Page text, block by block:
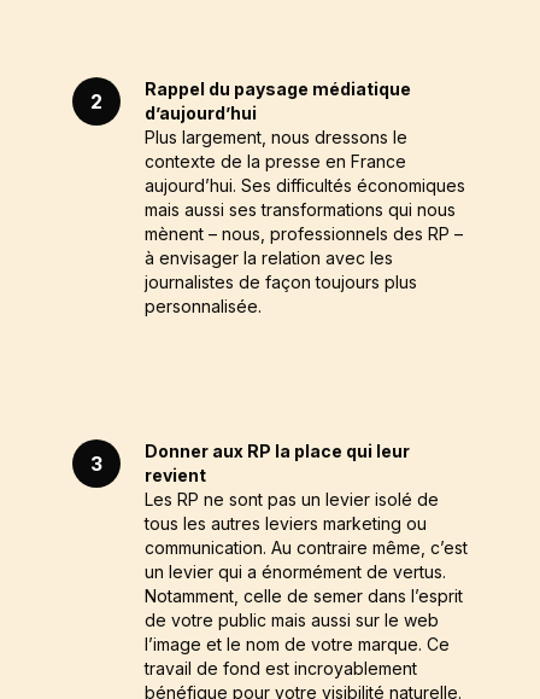
2
Rappel du paysage médiatique
d’aujourd’hui
Plus largement, nous dressons le
contexte de la presse en France
aujourd’hui. Ses difficultés économiques
mais aussi ses transformations qui nous
mènent – nous, professionnels des RP –
à envisager la relation avec les
journalistes de façon toujours plus
personnalisée.
3
Donner aux RP la place qui leur
revient
Les RP ne sont pas un levier isolé de
tous les autres leviers marketing ou
communication. Au contraire même, c’est
un levier qui a énormément de vertus.
Notamment, celle de semer dans l’esprit
de votre public mais aussi sur le web
l’image et le nom de votre marque. Ce
travail de fond est incroyablement
bénéfique pour votre visibilité naturelle.